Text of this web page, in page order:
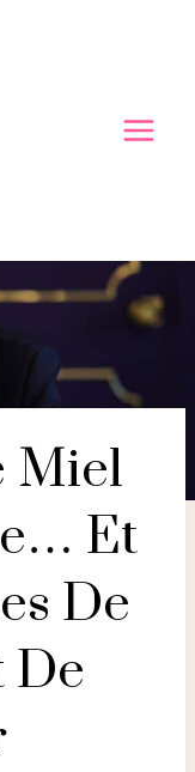
Miel
Et
De
De